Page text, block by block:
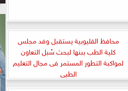
محافظ القليوبية يستقبل وفد مجلس
كلية الطب ببنها لبحث سُبل التعاون
لمواكبة التطور المستمر فى مجال التعليم
الطبى